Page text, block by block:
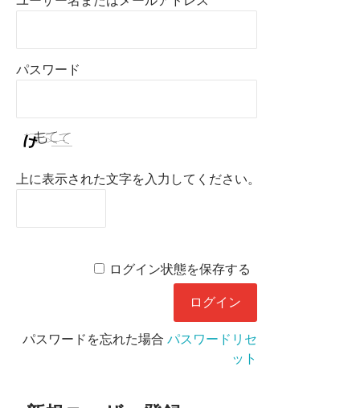
パスワード
上に表示された文字を入力してください。
ログイン状態を保存する
パスワードを忘れた場合 パスワードリセ
ット